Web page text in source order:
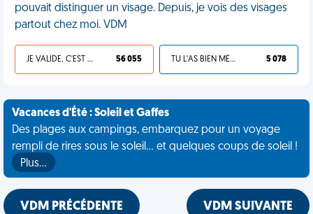
pouvait distinguer un visage. Depuis, je vois des visages
partout chez moi. VDM
JE VALIDE, C'EST UNE VDM 56 055 TU L'AS BIEN MÉRITÉ 5 078
Vacances d'Été : Soleil et Gaffes
Des plages aux campings, embarquez pour un voyage
rempli de rires sous le soleil... et quelques coups de soleil !
Plus…
VDM PRÉCÉDENTE VDM SUIVANTE